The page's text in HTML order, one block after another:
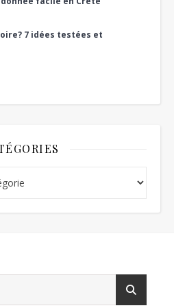
7 idées testées et